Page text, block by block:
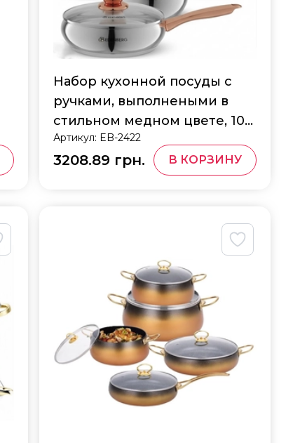
Набор кухонной посуды с
ручками, выполнеными в
стильном медном цвете, 10
предметов Edenberg EB-
2422
Артикул: EB-2422
3208.89 грн. В КОРЗИНУ